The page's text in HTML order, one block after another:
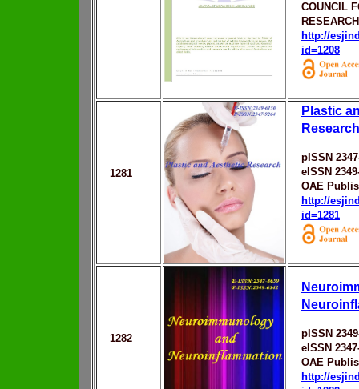
COUNCIL
RESEARCH
http://
id=1208
1281
Plastic
Research
pISSN
eISSN
OAE
http://
id=1281
1282
pISSN
eISSN
OAE
http://